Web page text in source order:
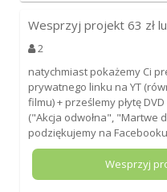
Wesprzyj projekt 63 zł
2
natychmiast pokażemy Ci
prywatnego linku na YT
filmu) + prześlemy płytę
("Akcja odwołna", "Martwe
podziękujemy na
Wesprzyj